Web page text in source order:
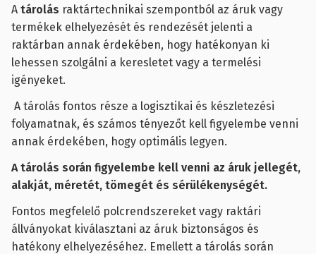
A tárolás raktártechnikai szempontból az áruk vagy
termékek elhelyezését és rendezését jelenti a
raktárban annak érdekében, hogy hatékonyan ki
lehessen szolgálni a keresletet vagy a termelési
igényeket.
A tárolás fontos része a logisztikai és készletezési
folyamatnak, és számos tényezőt kell figyelembe venni
annak érdekében, hogy optimális legyen.
A tárolás során figyelembe kell venni az áruk jellegét,
alakját, méretét, tömegét és sérülékenységét.
Fontos megfelelő polcrendszereket vagy raktári
állványokat kiválasztani az áruk biztonságos és
hatékony elhelyezéséhez. Emellett a tárolás során